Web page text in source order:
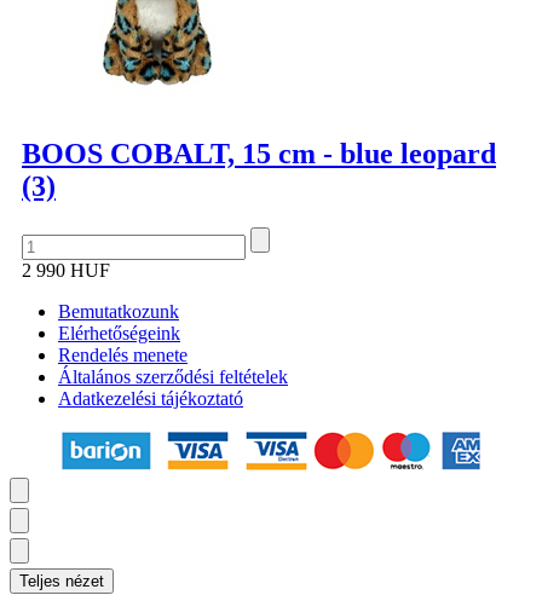
BOOS COBALT, 15 cm - blue leopard
(3)
2 990 HUF
Bemutatkozunk
Elérhetőségeink
Rendelés menete
Általános szerződési feltételek
Adatkezelési tájékoztató